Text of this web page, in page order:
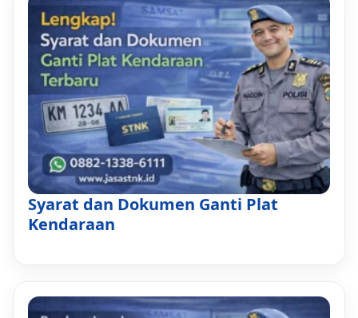
Syarat dan Dokumen Ganti Plat
Kendaraan